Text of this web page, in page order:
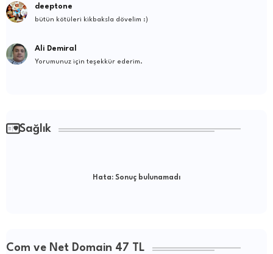
deeptone
bütün kötüleri kikbaksla dövelim :)
Ali Demiral
Yorumunuz için teşekkür ederim.
Sağlık
Hata: Sonuç bulunamadı
Com ve Net Domain 47 TL